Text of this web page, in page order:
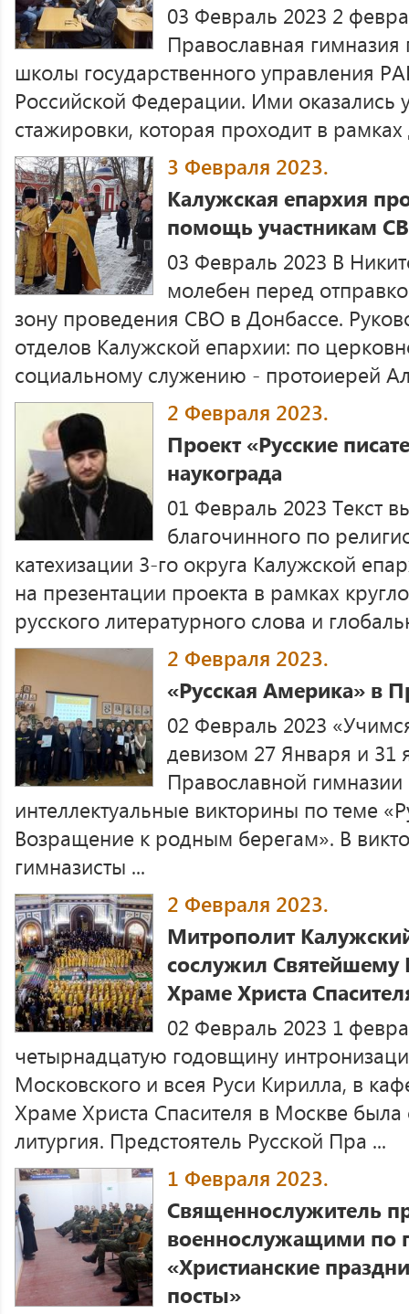
03 Февраль 2023 2
Православная
школы государственного управления
Российской Федерации. Ими оказались
стажировки, которая проходит в рамках
3 Февраля 2023.
Калужская епархия
помощь участникам
03 Февраль 2023 В
молебен перед
зону проведения СВО в Донбассе.
отделов Калужской епархии: по
социальному служению - протоиерей
2 Февраля 2023.
Проект «Русские
наукограда
01 Февраль 2023 Текст
благочинного по
катехизации 3-го округа Калужской
на презентации проекта в рамках
русского литературного слова и
2 Февраля 2023.
«Русская Америка» в
02 Февраль 2023
девизом 27 Января и 31
Православной
интеллектуальные викторины по теме
Возращение к родным берегам». В
гимназисты ...
2 Февраля 2023.
Митрополит
сослужил Святейшему
Храме Христа
02 Февраль 2023 1
четырнадцатую годовщину
Московского и всея Руси Кирилла, в
Храме Христа Спасителя в Москве
литургия. Предстоятель Русской Пра ...
1 Февраля 2023.
Священнослужитель
военнослужащими по
«Христианские
посты»